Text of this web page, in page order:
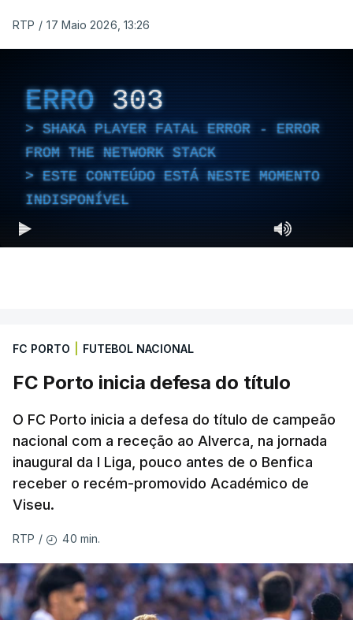
RTP / 17 Maio 2026, 13:26
ERRO 303
SHAKA PLAYER FATAL ERROR - ERROR
FROM THE NETWORK STACK
ESTE CONTEÚDO ESTÁ NESTE MOMENTO
INDISPONÍVEL
FC PORTO FUTEBOL NACIONAL
FC Porto inicia defesa do título
O FC Porto inicia a defesa do título de campeão
nacional com a receção ao Alverca, na jornada
inaugural da I Liga, pouco antes de o Benfica
receber o recém-promovido Académico de
Viseu.
RTP / 40 min.